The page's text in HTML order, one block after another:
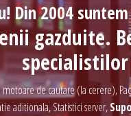
Din 2004
gazduite.
motoare de cautare (la cerere),
aditionala, Statistici server,